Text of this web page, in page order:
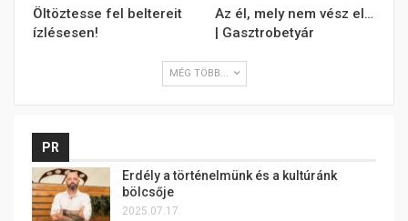
Öltöztesse fel beltereit
ízlésesen!
Az él, mely nem vész el…
| Gasztrobetyár
MÉG TÖBB...
PR
Erdély a történelmünk és a kultúránk
bölcsője
2025.07.17.